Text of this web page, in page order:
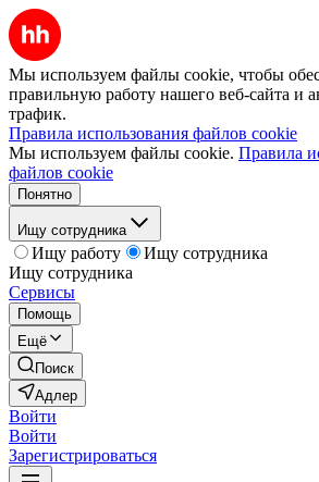
Мы используем файлы cookie, чтобы
правильную работу нашего веб-сайта и
трафик.
Правила использования файлов cookie
Мы используем файлы cookie. Правила
файлов cookie
Понятно
Ищу сотрудника
Ищу работу
Ищу сотрудника
Ищу сотрудника
Сервисы
Помощь
Ещё
Поиск
Адлер
Войти
Войти
Зарегистрироваться